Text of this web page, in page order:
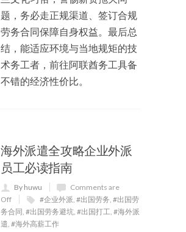
题，务必走正规渠道、签订合规
劳务合同保障自身权益。最后总
结，能适应环境与当地规矩的技
术务工者，前往阿联酋务工具备
不错的经济性价比。
海外派遣全攻略企业外派
员工必读指南
By huwu
Comments are
Off
#企业外派, #出国劳务, #出国劳
务合同, #出国劳务避坑, #出国打工, #海外派
遣, #海外高薪工作